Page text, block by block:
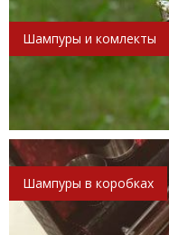
Шампуры и комлекты
Шампуры в коробках